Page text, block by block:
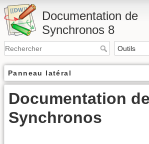
Documentation de
Synchronos 8
Panneau latéral
Documentation de
Synchronos